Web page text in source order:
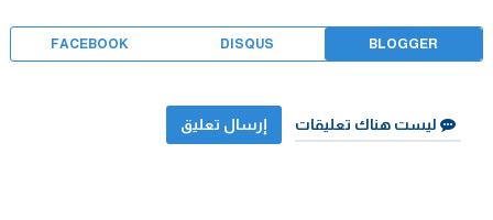
BLOGGER
DISQUS
FACEBOOK
ليست هناك تعليقات إرسال تعليق